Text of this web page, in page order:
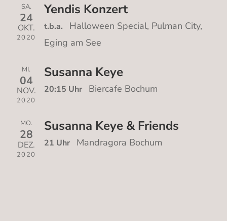
SA.
24
OKT.
2020
Yendis Konzert
t.b.a.
Halloween Special, Pulman City,
Eging am See
MI.
04
NOV.
2020
Susanna Keye
20:15 Uhr Biercafe Bochum
MO.
28
DEZ.
2020
Susanna Keye & Friends
21 Uhr Mandragora Bochum